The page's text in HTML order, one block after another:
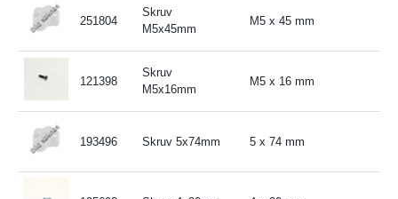
251804
Skruv
M5x45mm
M5 x 45 mm
121398
Skruv
M5x16mm
M5 x 16 mm
193496 Skruv 5x74mm 5 x 74 mm